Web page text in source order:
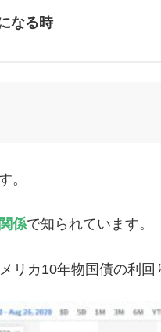
なる時
。
係で知られています。
リカ10年物国債の利回